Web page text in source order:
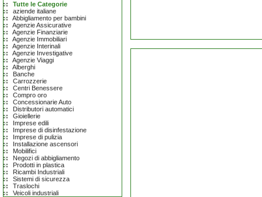
Tutte le Categorie
aziende italiane
Abbigliamento per bambini
Agenzie Assicurative
Agenzie Finanziarie
Agenzie Immobiliari
Agenzie Interinali
Agenzie Investigative
Agenzie Viaggi
Alberghi
Banche
Carrozzerie
Centri Benessere
Compro oro
Concessionarie Auto
Distributori automatici
Gioiellerie
Imprese edili
Imprese di disinfestazione
Imprese di pulizia
Installazione ascensori
Mobilifici
Negozi di abbigliamento
Prodotti in plastica
Ricambi Industriali
Sistemi di sicurezza
Traslochi
Veicoli industriali